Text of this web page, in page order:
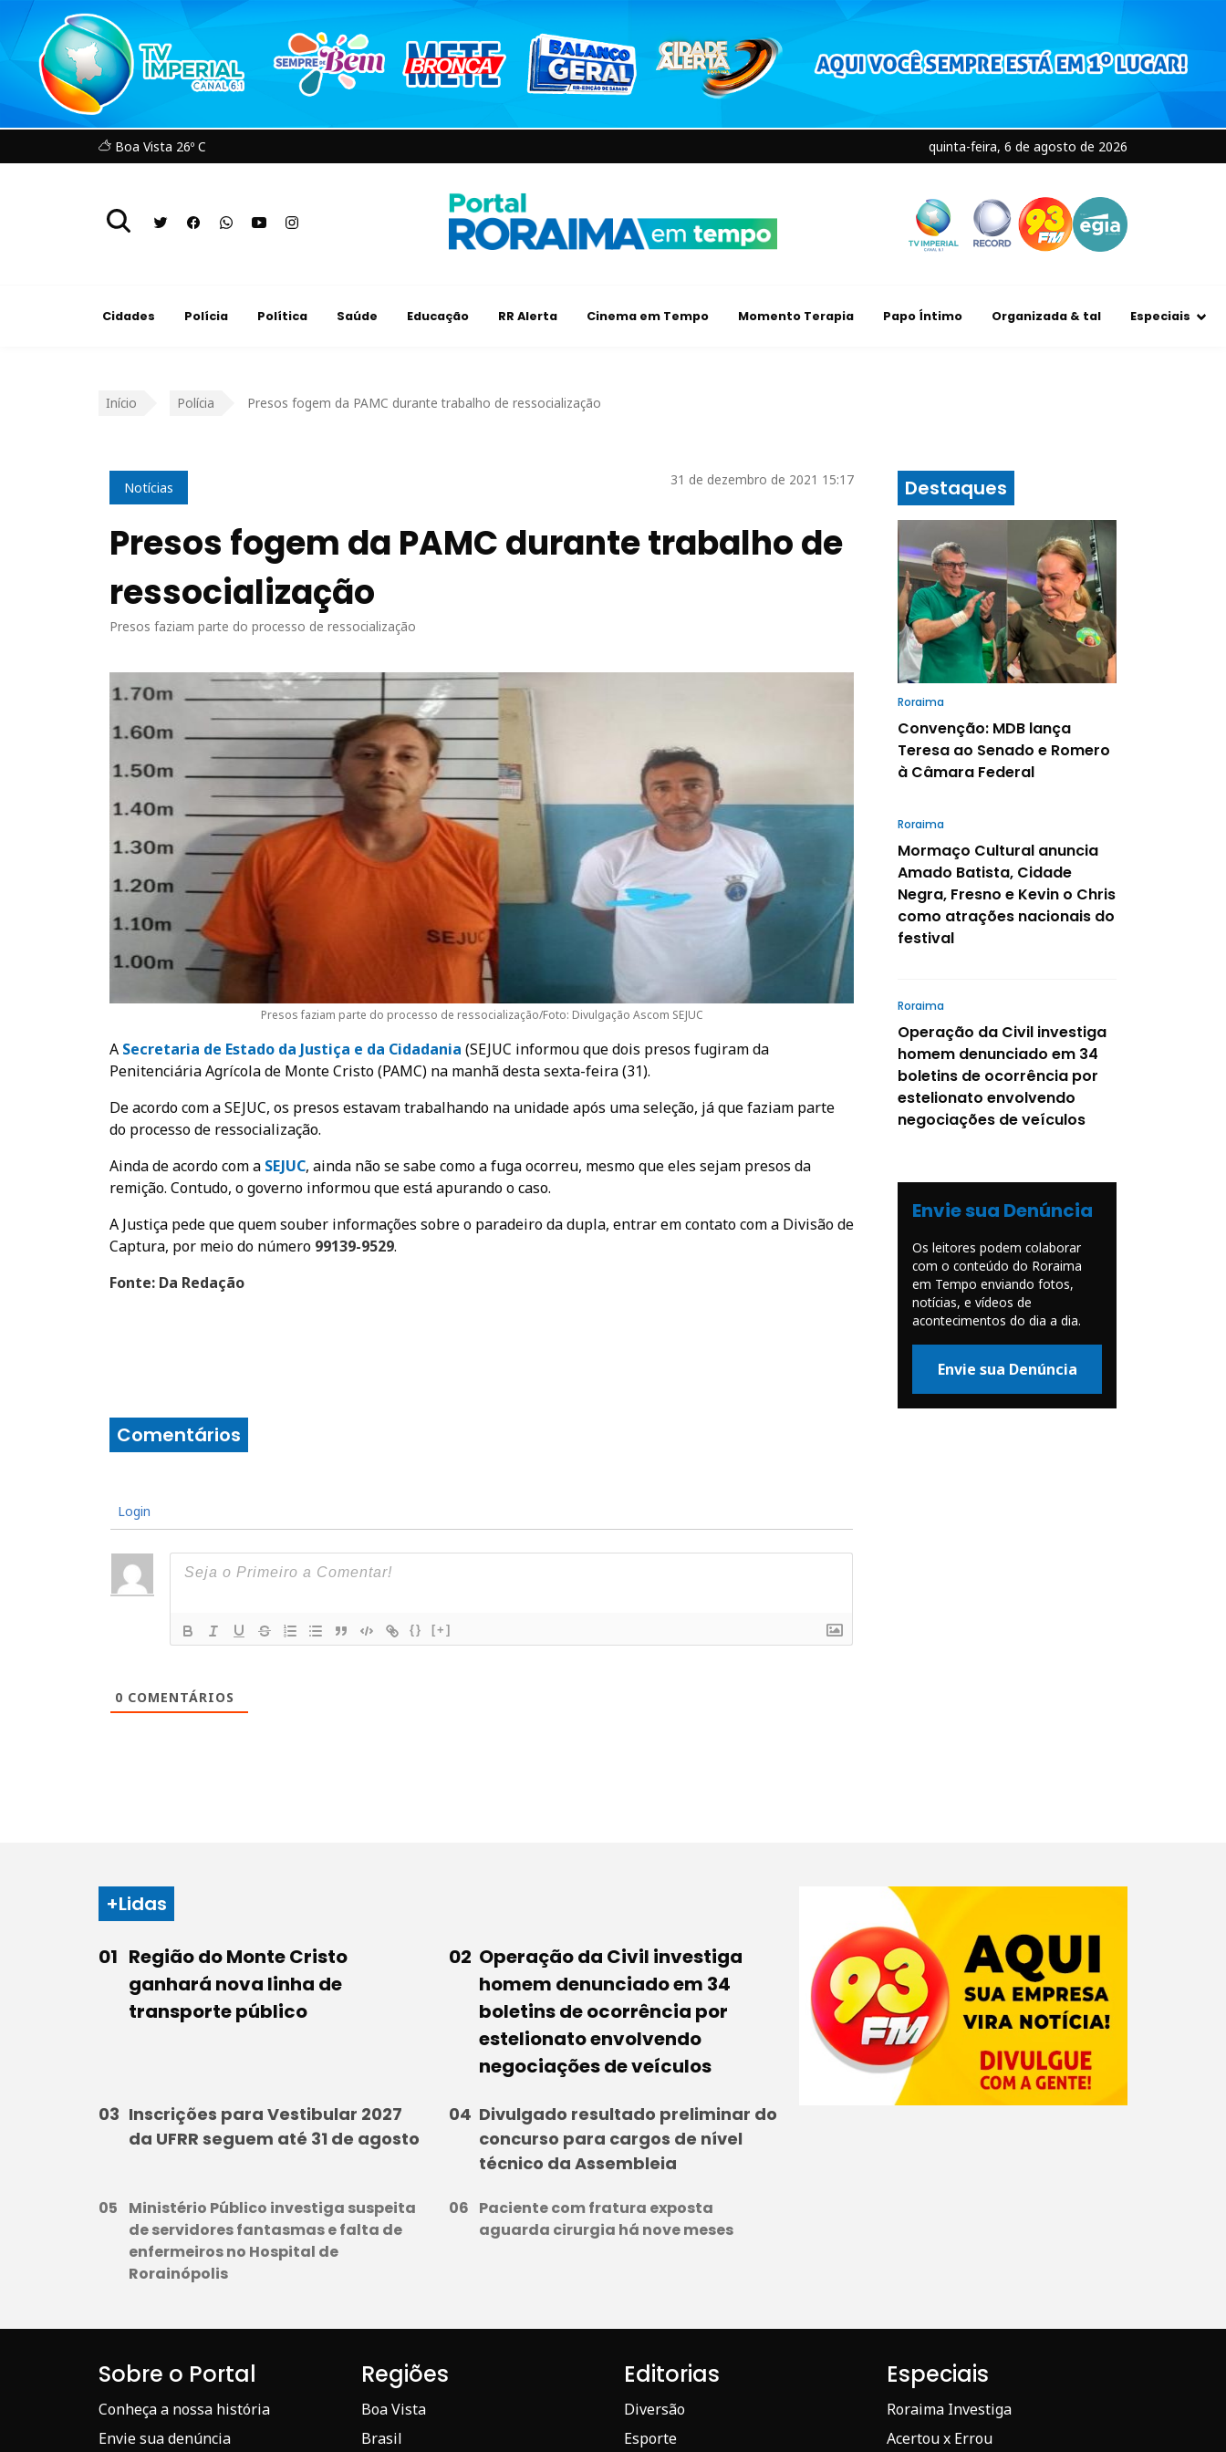
Boa Vista 26º C quinta-feira, 6 de agosto de 2026
Cidades Polícia Política Saúde Educação RR Alerta Cinema em Tempo Momento Terapia Papo Íntimo Organizada & tal Especiais
Início Polícia Presos fogem da PAMC durante trabalho de ressocialização
Notícias 31 de dezembro de 2021 15:17
Presos fogem da PAMC durante trabalho de
ressocialização
Presos faziam parte do processo de ressocialização
Presos faziam parte do processo de ressocialização/Foto: Divulgação Ascom SEJUC
A Secretaria de Estado da Justiça e da Cidadania (SEJUC informou que dois presos fugiram da
Penitenciária Agrícola de Monte Cristo (PAMC) na manhã desta sexta-feira (31).
De acordo com a SEJUC, os presos estavam trabalhando na unidade após uma seleção, já que faziam parte
do processo de ressocialização.
Ainda de acordo com a SEJUC, ainda não se sabe como a fuga ocorreu, mesmo que eles sejam presos da
remição. Contudo, o governo informou que está apurando o caso.
A Justiça pede que quem souber informações sobre o paradeiro da dupla, entrar em contato com a Divisão de
Captura, por meio do número 99139-9529.
Fonte: Da Redação
Comentários
Login
{} [+]
0 COMENTÁRIOS
Destaques
Roraima
Convenção: MDB lança
Teresa ao Senado e Romero
à Câmara Federal
Roraima
Mormaço Cultural anuncia
Amado Batista, Cidade
Negra, Fresno e Kevin o Chris
como atrações nacionais do
festival
Roraima
Operação da Civil investiga
homem denunciado em 34
boletins de ocorrência por
estelionato envolvendo
negociações de veículos
Envie sua Denúncia
Os leitores podem colaborar
com o conteúdo do Roraima
em Tempo enviando fotos,
notícias, e vídeos de
acontecimentos do dia a dia.
Envie sua Denúncia
+Lidas
Região do Monte Cristo
ganhará nova linha de
transporte público
Operação da Civil investiga
homem denunciado em 34
boletins de ocorrência por
estelionato envolvendo
negociações de veículos
Inscrições para Vestibular 2027
da UFRR seguem até 31 de agosto
Divulgado resultado preliminar do
concurso para cargos de nível
técnico da Assembleia
Ministério Público investiga suspeita
de servidores fantasmas e falta de
enfermeiros no Hospital de
Rorainópolis
Paciente com fratura exposta
aguarda cirurgia há nove meses
Sobre o Portal
Conheça a nossa história
Envie sua denúncia
Regiões
Boa Vista
Brasil
Editorias
Diversão
Esporte
Especiais
Roraima Investiga
Acertou x Errou